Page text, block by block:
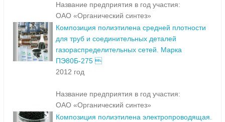
Название предприятия в год участия:
ОАО «Органический синтез»
Композиция полиэтилена средней плотности
для труб и соединительных деталей
газораспределительных сетей. Марка
ПЭ80Б-275 
2012 год
Название предприятия в год участия:
ОАО «Органический синтез»
Композиция полиэтилена электропроводящая.